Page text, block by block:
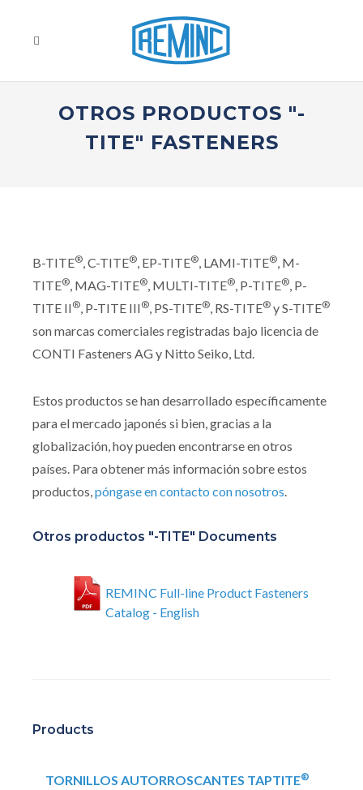
OTROS PRODUCTOS "-
TITE" FASTENERS
B-TITE®, C-TITE®, EP-TITE®, LAMI-TITE®, M-
TITE®, MAG-TITE®, MULTI-TITE®, P-TITE®, P-
TITE II®, P-TITE III®, PS-TITE®, RS-TITE® y S-TITE®
son marcas comerciales registradas bajo licencia de
CONTI Fasteners AG y Nitto Seiko, Ltd.
Estos productos se han desarrollado específicamente
para el mercado japonés si bien, gracias a la
globalización, hoy pueden encontrarse en otros
países. Para obtener más información sobre estos
productos,póngase en contacto con nosotros.
Otros productos "-TITE" Documents
REMINC Full-line Product Fasteners
Catalog - English
Products
TORNILLOS AUTORROSCANTES TAPTITE®